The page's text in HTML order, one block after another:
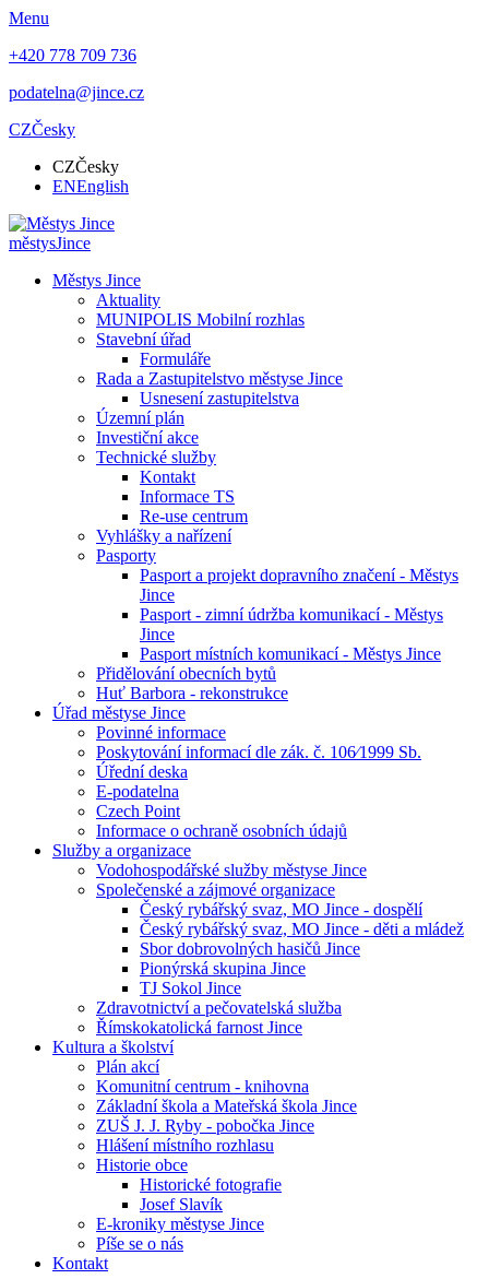
Menu
+420 778 709 736
podatelna@jince.cz
CZČesky
CZČesky
ENEnglish
městysJince
Městys Jince
Aktuality
MUNIPOLIS Mobilní rozhlas
Stavební úřad
Formuláře
Rada a Zastupitelstvo městyse Jince
Usnesení zastupitelstva
Územní plán
Investiční akce
Technické služby
Kontakt
Informace TS
Re-use centrum
Vyhlášky a nařízení
Pasporty
Pasport a projekt dopravního značení - Městys
Jince
Pasport - zimní údržba komunikací - Městys
Jince
Pasport místních komunikací - Městys Jince
Přidělování obecních bytů
Huť Barbora - rekonstrukce
Úřad městyse Jince
Povinné informace
Poskytování informací dle zák. č. 106⁄1999 Sb.
Úřední deska
E-podatelna
Czech Point
Informace o ochraně osobních údajů
Služby a organizace
Vodohospodářské služby městyse Jince
Společenské a zájmové organizace
Český rybářský svaz, MO Jince - dospělí
Český rybářský svaz, MO Jince - děti a mládež
Sbor dobrovolných hasičů Jince
Pionýrská skupina Jince
TJ Sokol Jince
Zdravotnictví a pečovatelská služba
Římskokatolická farnost Jince
Kultura a školství
Plán akcí
Komunitní centrum - knihovna
Základní škola a Mateřská škola Jince
ZUŠ J. J. Ryby - pobočka Jince
Hlášení místního rozhlasu
Historie obce
Historické fotografie
Josef Slavík
E-kroniky městyse Jince
Píše se o nás
Kontakt